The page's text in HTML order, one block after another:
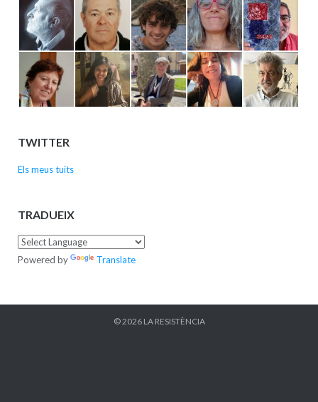
TWITTER
Els meus tuits
TRADUEIX
Powered by Translate
© 2026 LA RESISTÈNCIA